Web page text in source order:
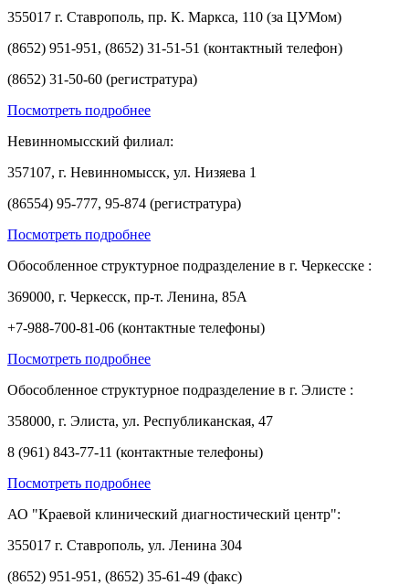
355017 г. Ставрополь, пр. К. Маркса, 110 (за ЦУМом)
(8652) 951-951, (8652) 31-51-51 (контактный телефон)
(8652) 31-50-60 (регистратура)
Посмотреть подробнее
Невинномысский филиал:
357107, г. Невинномысск, ул. Низяева 1
(86554) 95-777, 95-874 (регистратура)
Посмотреть подробнее
Обособленное структурное подразделение в г. Черкесске :
369000, г. Черкесск, пр-т. Ленина, 85А
+7-988-700-81-06 (контактные телефоны)
Посмотреть подробнее
Обособленное структурное подразделение в г. Элисте :
358000, г. Элиста, ул. Республиканская, 47
8 (961) 843-77-11 (контактные телефоны)
Посмотреть подробнее
АО "Краевой клинический диагностический центр":
355017 г. Ставрополь, ул. Ленина 304
(8652) 951-951, (8652) 35-61-49 (факс)